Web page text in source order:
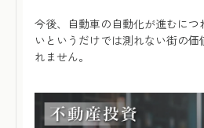
今後、自動車の自動化が進むにつ
いというだけでは測れない街の
れません。